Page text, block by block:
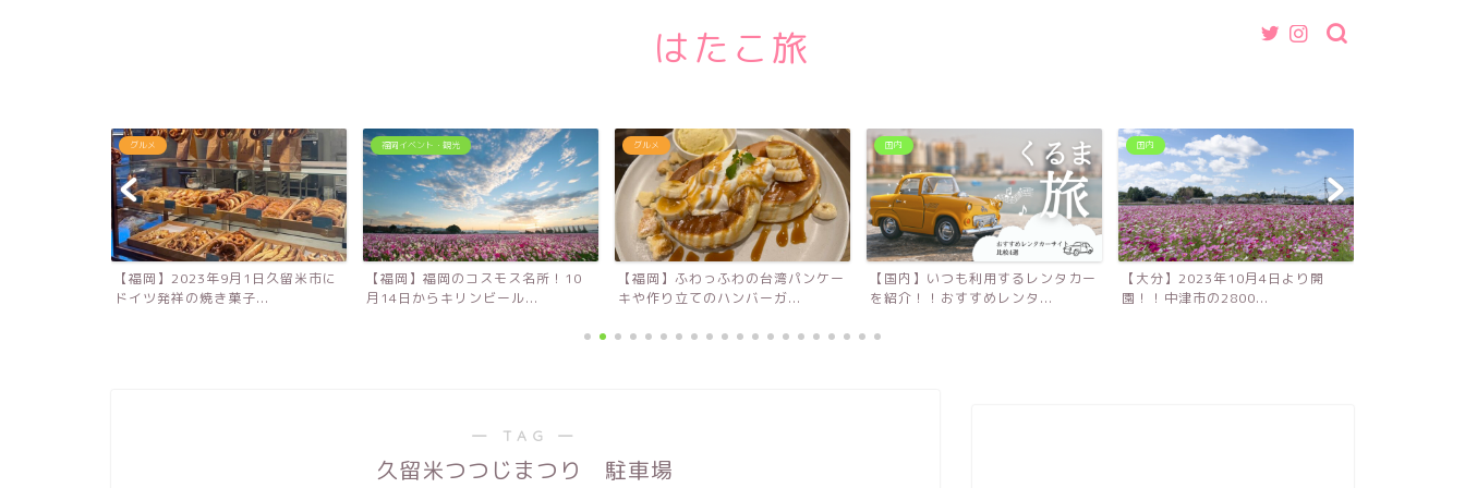
はたこ旅
グルメ
【福岡】2023年9月1日久留米市に
ドイツ発祥の焼き菓子...
福岡イベント・観光
【福岡】福岡のコスモス名所！10
月14日からキリンビール...
グルメ
【福岡】ふわっふわの台湾パンケー
キや作り立てのハンバーガ...
国内
【国内】いつも利用するレンタカー
を紹介！！おすすめレンタ...
国内
【大分】2023年10月4日より開
園！！中津市の2800...
― TAG ―
久留米つつじまつり 駐車場